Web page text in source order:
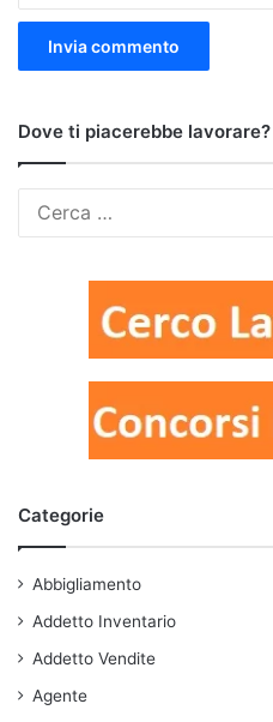
Dove ti piacerebbe lavorare?
Categorie
Abbigliamento
Addetto Inventario
Addetto Vendite
Agente